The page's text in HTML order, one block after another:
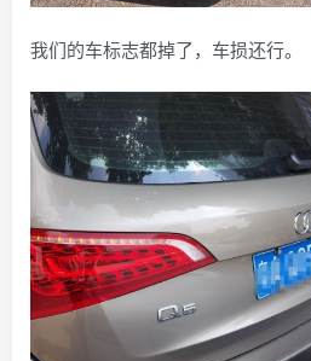
我们的车标志都掉了，车损还行。